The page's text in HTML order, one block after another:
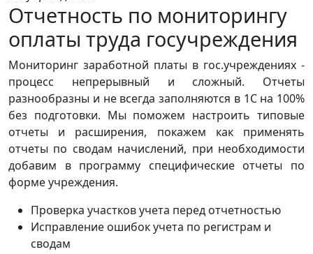
Отчетность по мониторингу
оплаты труда госучреждения
Мониторинг заработной платы в гос.учреждениях -
процесс непрерывный и сложный. Отчеты
разнообразны и не всегда заполняются в 1С на 100%
без подготовки. Мы поможем настроить типовые
отчеты и расширения, покажем как применять
отчеты по сводам начислений, при необходимости
добавим в программу специфические отчеты по
форме учреждения.
Проверка участков учета перед отчетностью
Исправление ошибок учета по регистрам и
сводам